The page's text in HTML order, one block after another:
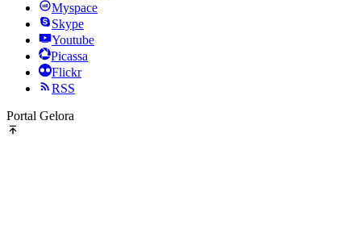
Myspace
Skype
Youtube
Picassa
Flickr
RSS
Portal Gelora